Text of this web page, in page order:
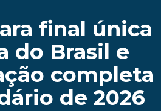
final única
do Brasil e
completa
de 2026